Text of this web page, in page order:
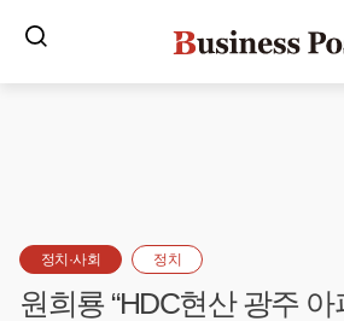
정치·사회 정치
원희룡 “HDC현산 광주